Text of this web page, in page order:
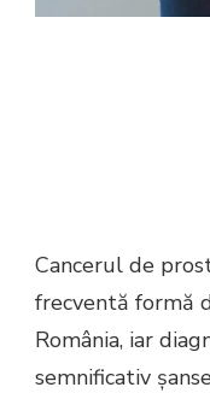
Cancerul de
frecventă formă
România, iar
semnificativ